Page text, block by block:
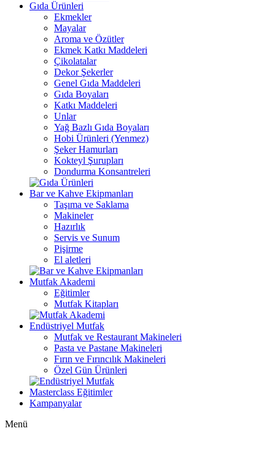
Gıda Ürünleri
Ekmekler
Mayalar
Aroma ve Özütler
Ekmek Katkı Maddeleri
Çikolatalar
Dekor Şekerler
Genel Gıda Maddeleri
Gıda Boyaları
Katkı Maddeleri
Unlar
Yağ Bazlı Gıda Boyaları
Hobi Ürünleri (Yenmez)
Şeker Hamurları
Kokteyl Şurupları
Dondurma Konsantreleri
Bar ve Kahve Ekipmanları
Taşıma ve Saklama
Makineler
Hazırlık
Servis ve Sunum
Pişirme
El aletleri
Mutfak Akademi
Eğitimler
Mutfak Kitapları
Endüstriyel Mutfak
Mutfak ve Restaurant Makineleri
Pasta ve Pastane Makineleri
Fırın ve Fırıncılık Makineleri
Özel Gün Ürünleri
Masterclass Eğitimler
Kampanyalar
Menü